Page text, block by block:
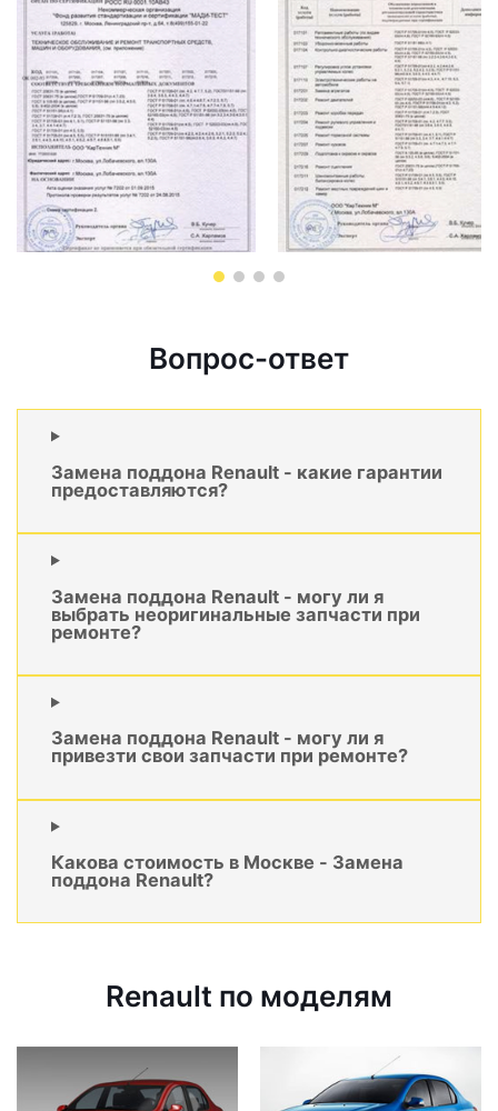
Вопрос-ответ
Замена поддона Renault - какие гарантии
предоставляются?
Замена поддона Renault - могу ли я
выбрать неоригинальные запчасти при
ремонте?
Замена поддона Renault - могу ли я
привезти свои запчасти при ремонте?
Какова стоимость в Москве - Замена
поддона Renault?
Renault по моделям